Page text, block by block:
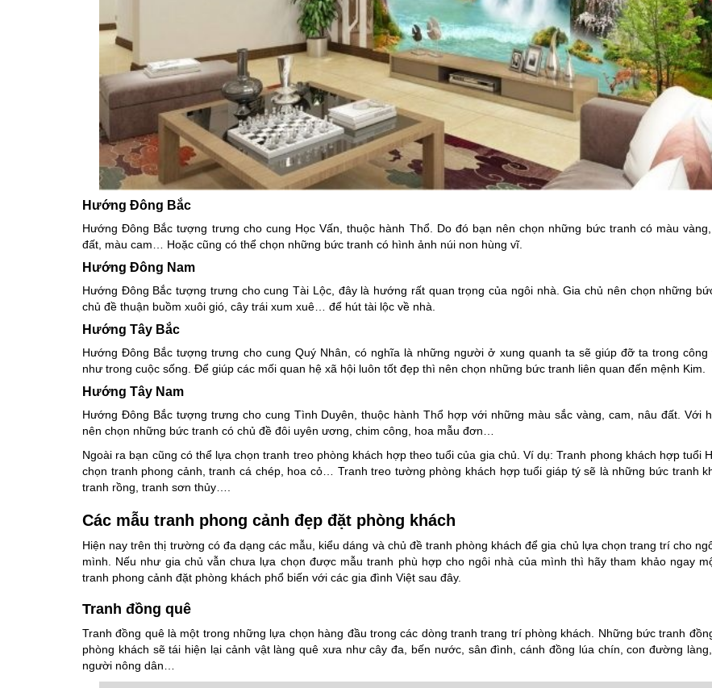
Hướng Đông Bắc
Hướng Đông Bắc tượng trưng cho cung Học Vấn, thuộc hành Thổ. Do đó bạn nên chọn những bức tranh có màu
đất, màu cam… Hoặc cũng có thể chọn những bức tranh có hình ảnh núi non hùng vĩ.
Hướng Đông Nam
Hướng Đông Bắc tượng trưng cho cung Tài Lộc, đây là hướng rất quan trọng của ngôi nhà. Gia chủ nên chọn những
chủ đề thuận buồm xuôi gió, cây trái xum xuê… để hút tài lộc về nhà.
Hướng Tây Bắc
Hướng Đông Bắc tượng trưng cho cung Quý Nhân, có nghĩa là những người ở xung quanh ta sẽ giúp đỡ ta trong công
như trong cuộc sống. Để giúp các mối quan hệ xã hội luôn tốt đẹp thì nên chọn những bức tranh liên quan đến mệnh Kim.
Hướng Tây Nam
Hướng Đông Bắc tượng trưng cho cung Tình Duyên, thuộc hành Thổ hợp với những màu sắc vàng, cam, nâu đất. Với
nên chọn những bức tranh có chủ đề đôi uyên ương, chim công, hoa mẫu đơn…
Ngoài ra bạn cũng có thể lựa chọn tranh treo phòng khách hợp theo tuổi của gia chủ. Ví dụ: Tranh phong khách hợp tuổi
chọn tranh phong cảnh, tranh cá chép, hoa cỏ… Tranh treo tường phòng khách hợp tuổi giáp tý sẽ là những bức tranh
tranh rồng, tranh sơn thủy….
Các mẫu tranh phong cảnh đẹp đặt phòng khách
Hiện nay trên thị trường có đa dạng các mẫu, kiểu dáng và chủ đề tranh phòng khách để gia chủ lựa chọn trang trí cho
mình. Nếu như gia chủ vẫn chưa lựa chọn được mẫu tranh phù hợp cho ngôi nhà của mình thì hãy tham khảo ngay
tranh phong cảnh đặt phòng khách phổ biến với các gia đình Việt sau đây.
Tranh đồng quê
Tranh đồng quê là một trong những lựa chọn hàng đầu trong các dòng tranh trang trí phòng khách. Những bức tranh
phòng khách sẽ tái hiện lại cảnh vật làng quê xưa như cây đa, bến nước, sân đình, cánh đồng lúa chín, con đường
người nông dân…